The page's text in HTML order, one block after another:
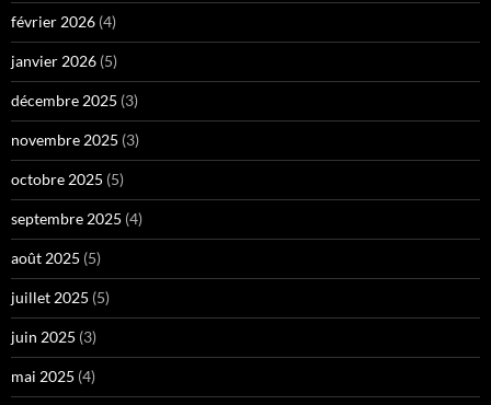
février 2026 (4)
janvier 2026 (5)
décembre 2025 (3)
novembre 2025 (3)
octobre 2025 (5)
septembre 2025 (4)
août 2025 (5)
juillet 2025 (5)
juin 2025 (3)
mai 2025 (4)